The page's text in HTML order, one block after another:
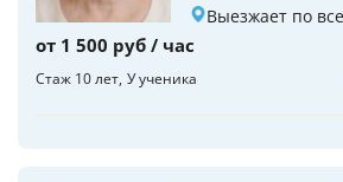
Выезжает по
от 1 500 руб / час
Стаж 10 лет У ученика